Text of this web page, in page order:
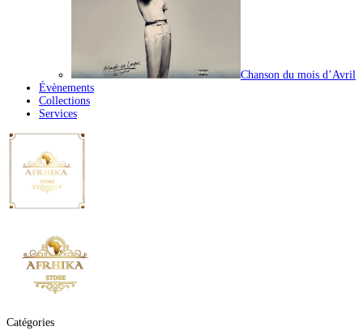
Chanson du mois d’Avril
Évènements
Collections
Services
Catégories